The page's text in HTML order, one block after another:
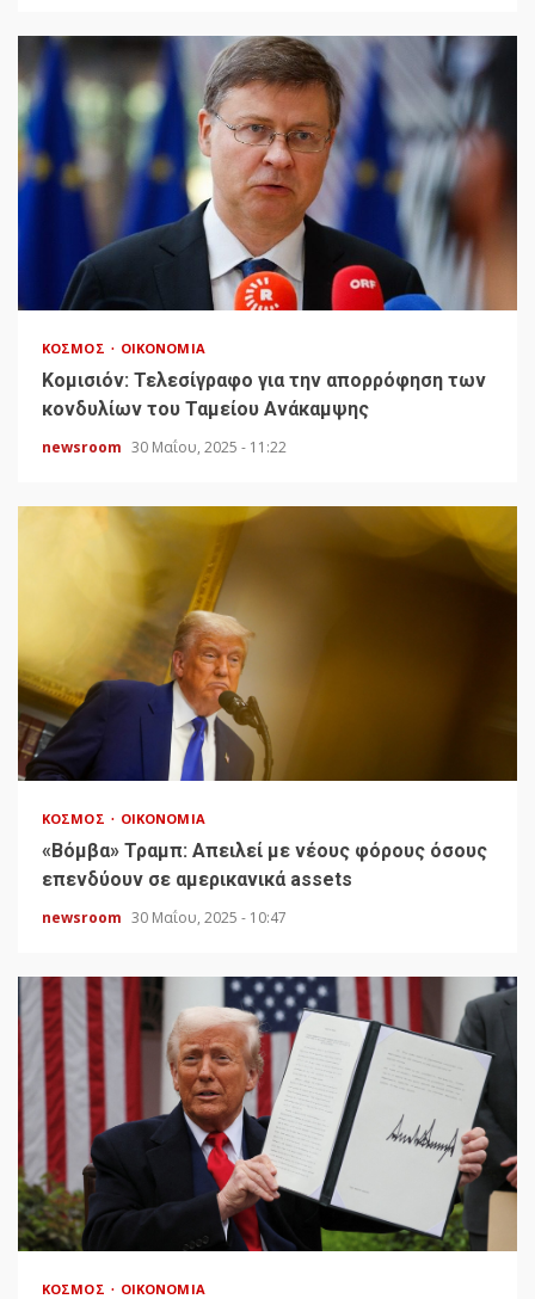
ΚΌΣΜΟΣ ΟΙΚΟΝΟΜΊΑ
Κομισιόν: Τελεσίγραφο για την απορρόφηση των
κονδυλίων του Ταμείου Ανάκαμψης
newsroom 30 Μαΐου, 2025 - 11:22
ΚΌΣΜΟΣ ΟΙΚΟΝΟΜΊΑ
«Bόμβα» Τραμπ: Απειλεί με νέους φόρους όσους
επενδύουν σε αμερικανικά assets
newsroom 30 Μαΐου, 2025 - 10:47
ΚΌΣΜΟΣ ΟΙΚΟΝΟΜΊΑ